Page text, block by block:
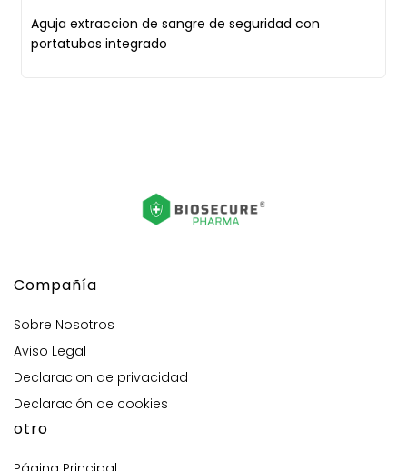
Aguja extraccion de sangre de seguridad con
portatubos integrado
Compañía
Sobre Nosotros
Aviso Legal
Declaracion de privacidad
Declaración de cookies
otro